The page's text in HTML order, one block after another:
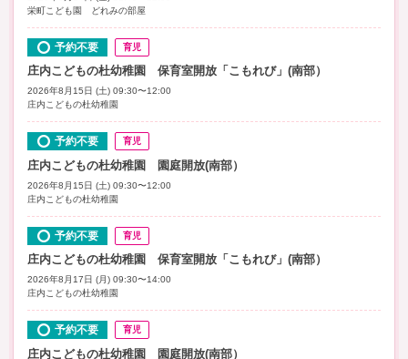
栄町こども園 どれみの部屋
予約不要 育児
庄内こどもの杜幼稚園 保育室開放「こもれび」(南部）
2026年8月15日 (土) 09:30〜12:00
庄内こどもの杜幼稚園
予約不要 育児
庄内こどもの杜幼稚園 園庭開放(南部）
2026年8月15日 (土) 09:30〜12:00
庄内こどもの杜幼稚園
予約不要 育児
庄内こどもの杜幼稚園 保育室開放「こもれび」(南部）
2026年8月17日 (月) 09:30〜14:00
庄内こどもの杜幼稚園
予約不要 育児
庄内こどもの杜幼稚園 園庭開放(南部）